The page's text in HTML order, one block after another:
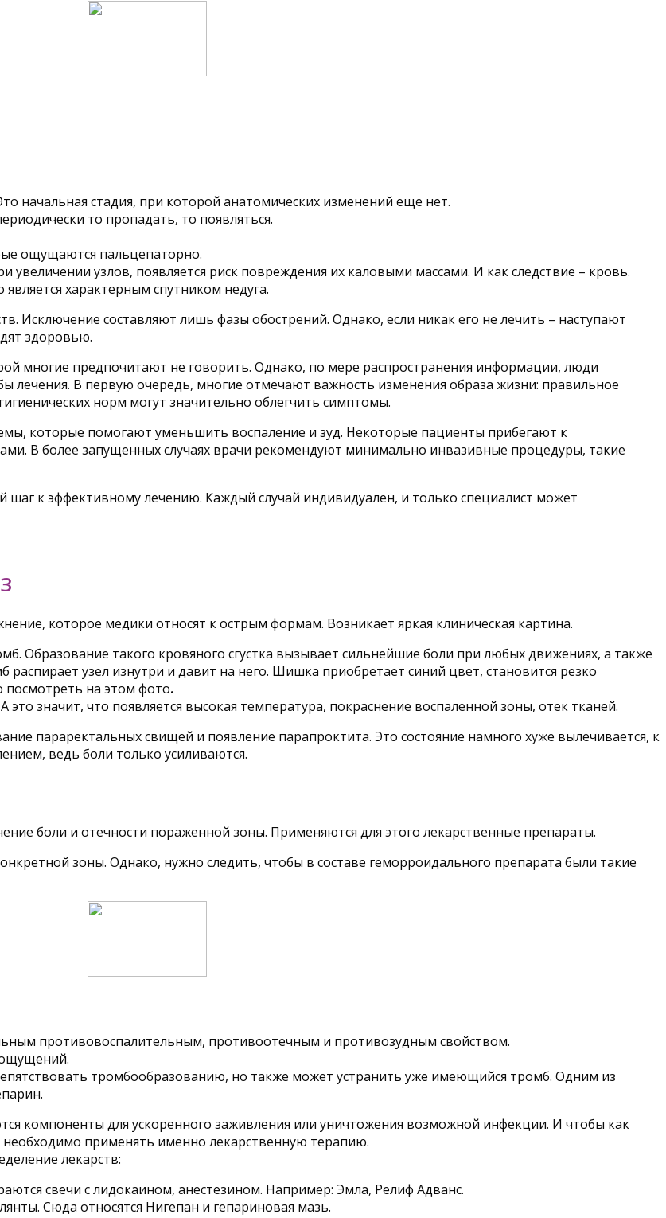
начальная стадия, при которой анатомических изменений еще нет.
то пропадать, то появляться.
ощущаются пальцепаторно.
увеличении узлов, появляется риск повреждения их каловыми массами. И как следствие – кровь.
характерным спутником недуга.
Исключение составляют лишь фазы обострений. Однако, если никак его не лечить – наступают
здоровью.
многие предпочитают не говорить. Однако, по мере распространения информации, люди
лечения. В первую очередь, многие отмечают важность изменения образа жизни: правильное
норм могут значительно облегчить симптомы.
которые помогают уменьшить воспаление и зуд. Некоторые пациенты прибегают к
В более запущенных случаях врачи рекомендуют минимально инвазивные процедуры, такие
к эффективному лечению. Каждый случай индивидуален, и только специалист может
которое медики относят к острым формам. Возникает яркая клиническая картина.
Образование такого кровяного сгустка вызывает сильнейшие боли при любых движениях, а также
узел изнутри и давит на него. Шишка приобретает синий цвет, становится резко
посмотреть на этом фото.
значит, что появляется высокая температура, покраснение воспаленной зоны, отек тканей.
параректальных свищей и появление парапроктита. Это состояние намного хуже вылечивается, к
ведь боли только усиливаются.
боли и отечности пораженной зоны. Применяются для этого лекарственные препараты.
зоны. Однако, нужно следить, чтобы в составе геморроидального препарата были такие
противовоспалительным, противоотечным и противозудным свойством.
ощущений.
тромбообразованию, но также может устранить уже имеющийся тромб. Одним из
компоненты для ускоренного заживления или уничтожения возможной инфекции. И чтобы как
применять именно лекарственную терапию.
лекарств:
свечи с лидокаином, анестезином. Например: Эмла, Релиф Адванс.
Сюда относятся Нигепан и гепариновая мазь.